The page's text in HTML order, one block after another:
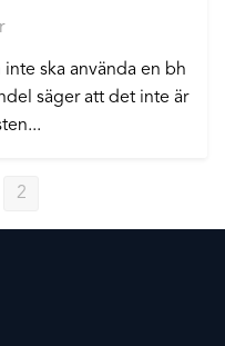
inte ska använda en bh
säger att det inte är
2